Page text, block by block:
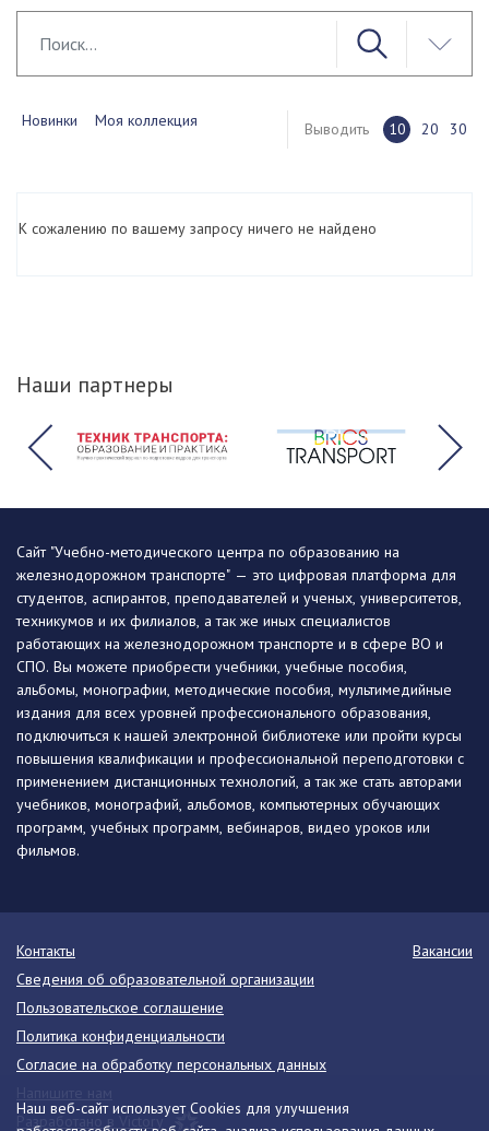
Новинки Моя коллекция Выводить 10 20 30
К сожалению по вашему запросу ничего не найдено
Наши партнеры
Наш веб-сайт использует Cookies для улучшения
Сайт "Учебно-методического центра по образованию на
железнодорожном транспорте" — это цифровая платформа для
студентов, аспирантов, преподавателей и ученых, университетов,
техникумов и их филиалов, а так же иных специалистов
работающих на железнодорожном транспорте и в сфере ВО и
СПО. Вы можете приобрести учебники, учебные пособия,
альбомы, монографии, методические пособия, мультимедийные
издания для всех уровней профессионального образования,
подключиться к нашей электронной библиотеке или пройти курсы
повышения квалификации и профессиональной переподготовки с
применением дистанционных технологий, а так же стать авторами
учебников, монографий, альбомов, компьютерных обучающих
программ, учебных программ, вебинаров, видео уроков или
фильмов.
Контакты
Вакансии
Сведения об образовательной организации
Пользовательское соглашение
Политика конфиденциальности
Согласие на обработку персональных данных
Разработано в Victory